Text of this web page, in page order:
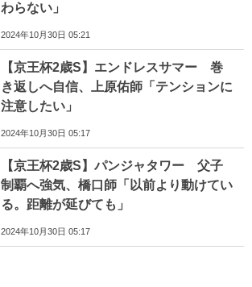
わらない」
2024年10月30日 05:21
【京王杯2歳S】エンドレスサマー 巻
き返しへ自信、上原佑師「テンションに
注意したい」
2024年10月30日 05:17
【京王杯2歳S】パンジャタワー 父子
制覇へ強気、橋口師「以前より動けてい
る。距離が延びても」
2024年10月30日 05:17